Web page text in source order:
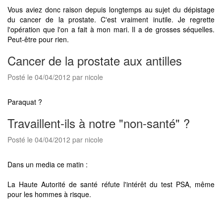
Vous aviez donc raison depuis longtemps au sujet du dépistage
du cancer de la prostate. C'est vraiment inutile. Je regrette
l'opération que l'on a fait à mon mari. Il a de grosses séquelles.
Peut-être pour rien.
Cancer de la prostate aux antilles
Posté le 04/04/2012 par nicole
Paraquat ?
Travaillent-ils à notre "non-santé" ?
Posté le 04/04/2012 par nicole
Dans un media ce matin :
La Haute Autorité de santé réfute l'intérêt du test PSA, même
pour les hommes à risque.